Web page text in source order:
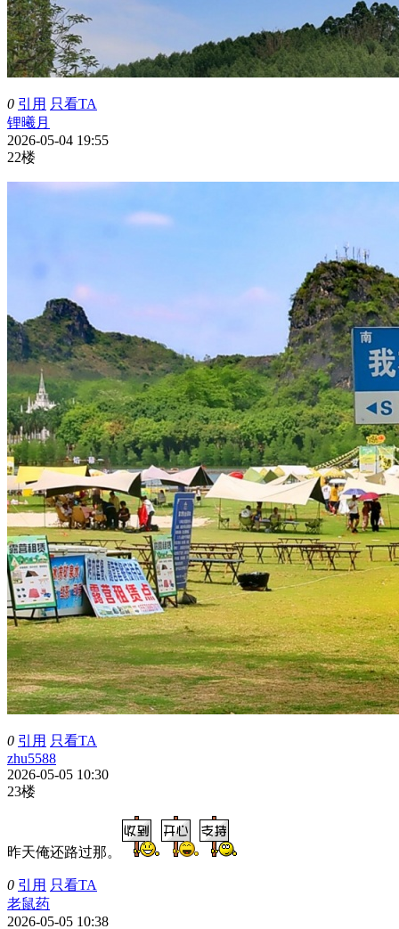
0 引用 只看TA
锂曦月
2026-05-04 19:55
22楼
0 引用 只看TA
zhu5588
2026-05-05 10:30
23楼
昨天俺还路过那。
0 引用 只看TA
老鼠药
2026-05-05 10:38